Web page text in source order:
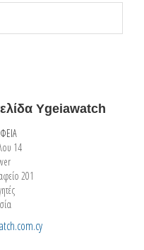
Ygeiawatch
14
201